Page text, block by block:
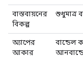
বাস্তবায়নের
বিকল্প
শুধুমাত্র
অ্যাপের
আকার
বান্ডেল